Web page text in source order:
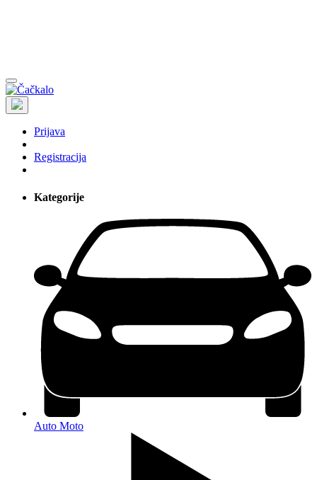
Prijava
Registracija
Kategorije
Auto Moto